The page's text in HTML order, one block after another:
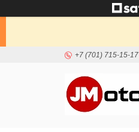
+7 (701) 715-15-17